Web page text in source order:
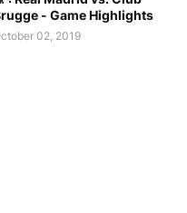
- Game Highlights
02, 2019